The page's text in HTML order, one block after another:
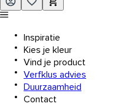
Inspiratie
Kies je kleur
Vind je product
Verfklus advies
Duurzaamheid
Contact